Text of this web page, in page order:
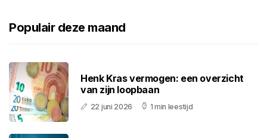
Populair deze maand
Henk Kras vermogen: een overzicht
van zijn loopbaan
22 juni 2026 1 min leestijd